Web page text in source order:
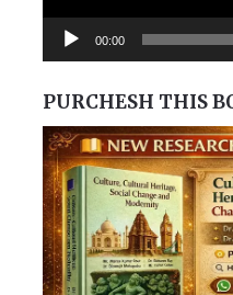
00:00
PURCHESH THIS